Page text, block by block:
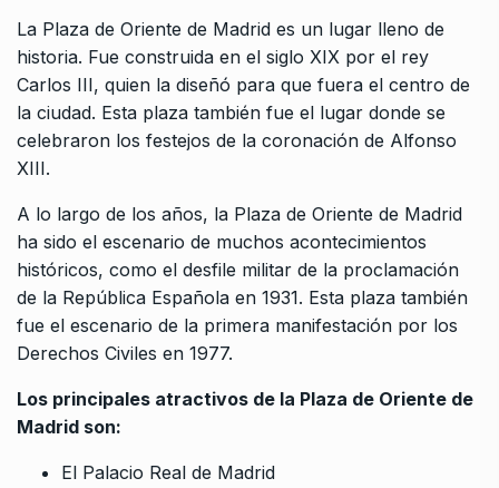
La Plaza de Oriente de Madrid es un lugar lleno de
historia. Fue construida en el siglo XIX por el rey
Carlos III, quien la diseñó para que fuera el centro de
la ciudad. Esta plaza también fue el lugar donde se
celebraron los festejos de la coronación de Alfonso
XIII.
A lo largo de los años, la Plaza de Oriente de Madrid
ha sido el escenario de muchos acontecimientos
históricos, como el desfile militar de la proclamación
de la República Española en 1931. Esta plaza también
fue el escenario de la primera manifestación por los
Derechos Civiles en 1977.
Los principales atractivos de la Plaza de Oriente de
Madrid son:
El Palacio Real de Madrid